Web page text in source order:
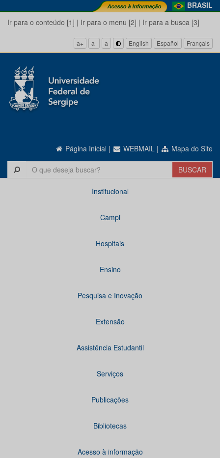
BRASIL
Ir para o conteúdo [1] | Ir para o menu [2] | Ir para a busca [3]
a+ a- a English Español Français
Página Inicial | WEBMAIL | Mapa do Site
Institucional
Campi
Hospitais
Ensino
Pesquisa e Inovação
Extensão
Assistência Estudantil
Serviços
Publicações
Bibliotecas
Acesso à informação